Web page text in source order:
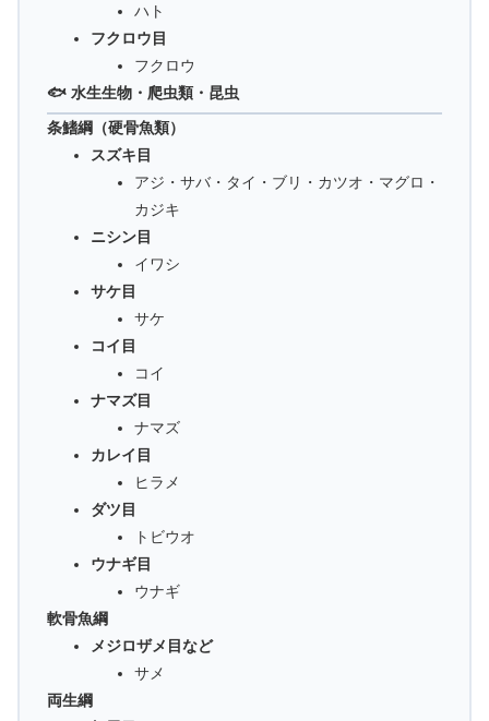
ハト
フクロウ目
フクロウ
🐟 水生生物・爬虫類・昆虫
条鰭綱（硬骨魚類）
スズキ目
アジ・サバ・タイ・ブリ・カツオ・マグロ・
カジキ
ニシン目
イワシ
サケ目
サケ
コイ目
コイ
ナマズ目
ナマズ
カレイ目
ヒラメ
ダツ目
トビウオ
ウナギ目
ウナギ
軟骨魚綱
メジロザメ目など
サメ
両生綱